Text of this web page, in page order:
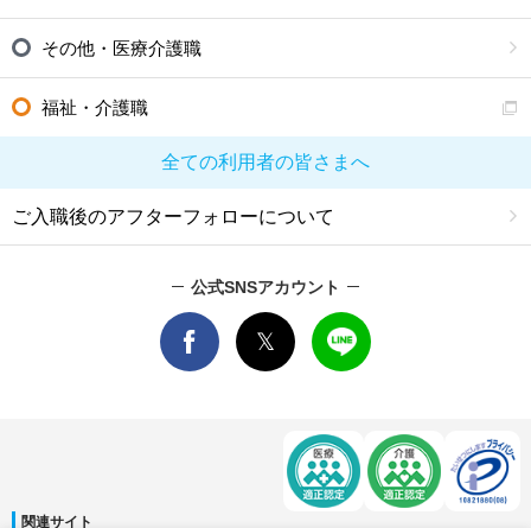
その他・医療介護職
福祉・介護職
全ての利用者の皆さまへ
ご入職後のアフターフォローについて
公式SNSアカウント
関連サイト